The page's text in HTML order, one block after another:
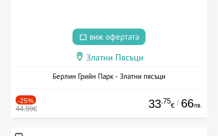
виж офертата
Златни Пясъци
Берлин Грийн Парк - Златни пясъци
-25%
44.99€ 33.75
€ / 66лв.